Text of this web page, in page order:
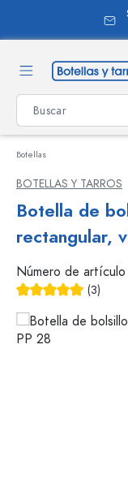
Botellas
BOTELLAS Y TARROS
Botella de
rectangular,
Número de artículo
(3)